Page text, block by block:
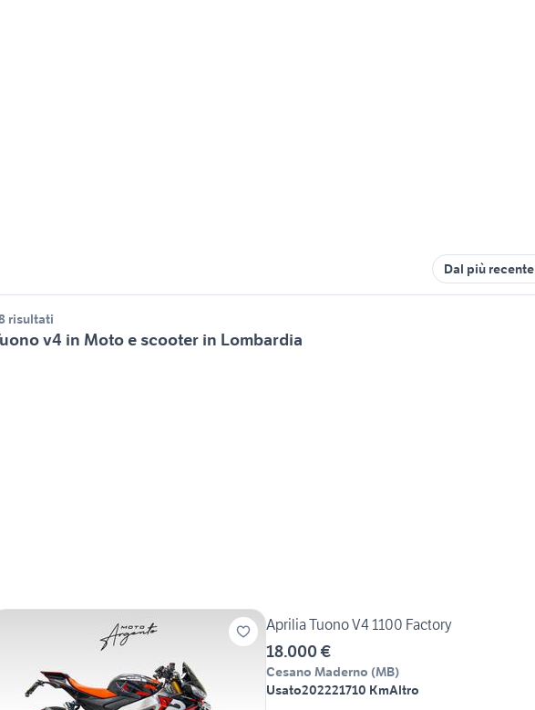
Dal più recente
risultati
v4 in Moto e scooter in Lombardia
Aprilia Tuono V4 1100 Factory
18.000 €
Cesano Maderno (MB)
Usato202221710 KmAltro